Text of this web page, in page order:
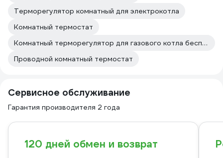
Терморегулятор комнатный для электрокотла
Комнатный термостат
Комнатный терморегулятор для газового котла беспроводной
Проводной комнатный термостат
Сервисное обслуживание
Гарантия производителя 2 года
120 дней обмен и возврат